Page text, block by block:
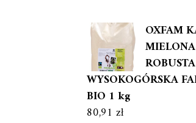
OXFAM
ROBUSTA
WYSOKOGÓRSKA
BIO 1 kg
80,91 zł